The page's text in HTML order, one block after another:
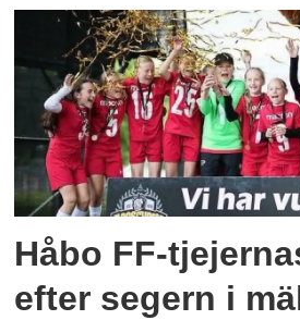
Håbo FF-
efter segern i